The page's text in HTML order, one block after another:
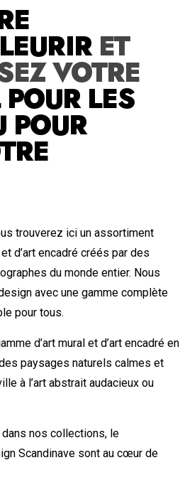
ET
VOTRE
LES
POUR
trouverez ici un assortiment
d’art encadré créés par des
du monde entier. Nous
avec une gamme complète
pour tous.
d’art mural et d’art encadré en
paysages naturels calmes et
à l’art abstrait audacieux ou
nos collections, le
Scandinave sont au cœur de